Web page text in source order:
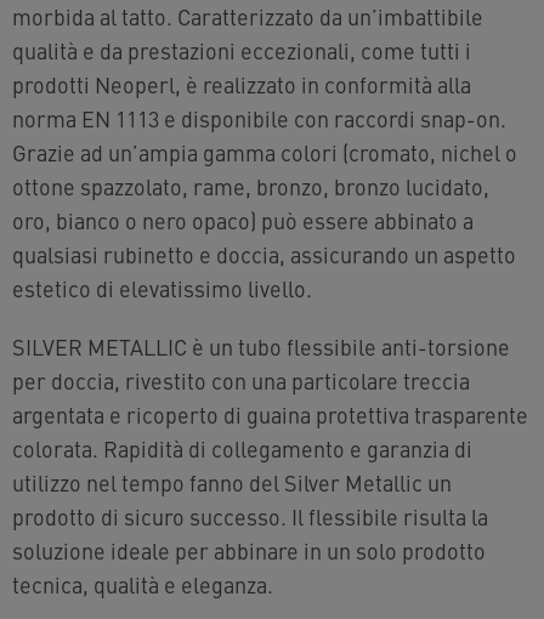
morbida al tatto. Caratterizzato da un’imbattibile
qualità e da prestazioni eccezionali, come tutti i
prodotti Neoperl, è realizzato in conformità alla
norma EN 1113 e disponibile con raccordi snap-on.
Grazie ad un’ampia gamma colori (cromato, nichel o
ottone spazzolato, rame, bronzo, bronzo lucidato,
oro, bianco o nero opaco) può essere abbinato a
qualsiasi rubinetto e doccia, assicurando un aspetto
estetico di elevatissimo livello.
SILVER METALLIC è un tubo flessibile anti-torsione
per doccia, rivestito con una particolare treccia
argentata e ricoperto di guaina protettiva trasparente
colorata. Rapidità di collegamento e garanzia di
utilizzo nel tempo fanno del Silver Metallic un
prodotto di sicuro successo. Il flessibile risulta la
soluzione ideale per abbinare in un solo prodotto
tecnica, qualità e eleganza.